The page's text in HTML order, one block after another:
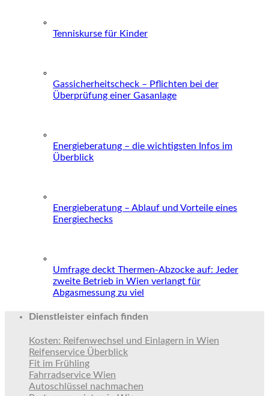
Tenniskurse für Kinder
Gassicherheitscheck – Pflichten bei der
Überprüfung einer Gasanlage
Energieberatung – die wichtigsten Infos im
Überblick
Energieberatung – Ablauf und Vorteile eines
Energiechecks
Umfrage deckt Thermen-Abzocke auf: Jeder
zweite Betrieb in Wien verlangt für
Abgasmessung zu viel
Dienstleister einfach finden
Kosten: Reifenwechsel und Einlagern in Wien
Reifenservice Überblick
Fit im Frühling
Fahrradservice Wien
Autoschlüssel nachmachen